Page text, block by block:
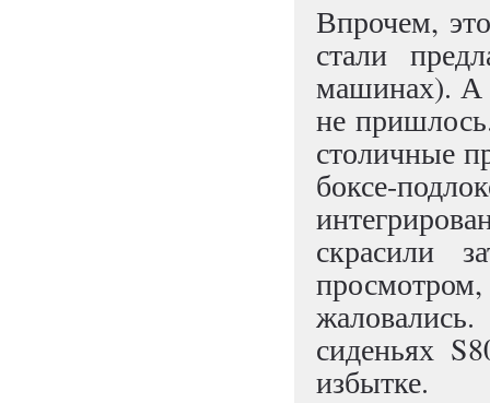
Впрочем,
стали
машинах). А
не
столичные
боксе-
скрасили
сиденьях
избытке.